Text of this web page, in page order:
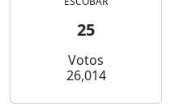
25
Votos
26,014